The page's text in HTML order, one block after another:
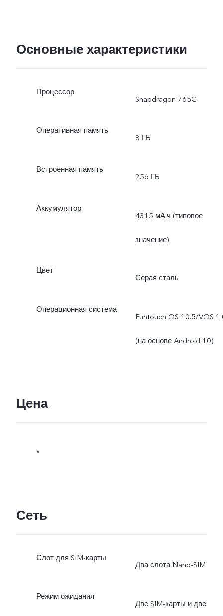
Основные характеристики
Процессор
Snapdragon 765G
Оперативная память
8 ГБ
Встроенная память
256 ГБ
Аккумулятор
4315 мА·ч (типовое
значение)
Цвет
Серая сталь
Операционная система
Funtouch OS 10.5/VOS
(на основе Android 10)
Цена
*
Сеть
Слот для SIM-карты
Два слота Nano-SIM
Режим ожидания
Две SIM-карты и две